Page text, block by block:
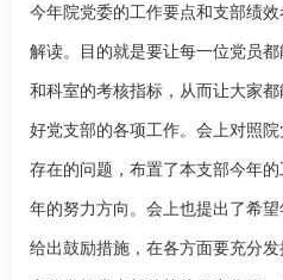
今年院党委的工作要点和支部绩
解读。目的就是要让每一位党员
和科室的考核指标，从而让大家
好党支部的各项工作。会上对照
存在的问题，布置了本支部今年
年的努力方向。会上也提出了希
给出鼓励措施，在各方面要充分